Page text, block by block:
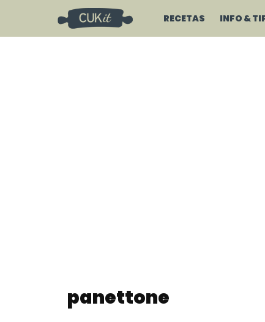
RECETAS INFO &
panettone